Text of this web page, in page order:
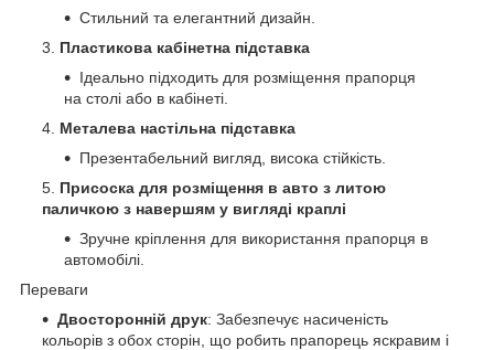
Стильний та елегантний дизайн.
Пластикова кабінетна підставка
Ідеально підходить для розміщення прапорця
на столі або в кабінеті.
Металева настільна підставка
Презентабельний вигляд, висока стійкість.
Присоска для розміщення в авто з литою
паличкою з навершям у вигляді краплі
Зручне кріплення для використання прапорця в
автомобілі.
Переваги
Двосторонній друк: Забезпечує насиченість
кольорів з обох сторін, що робить прапорець яскравим і